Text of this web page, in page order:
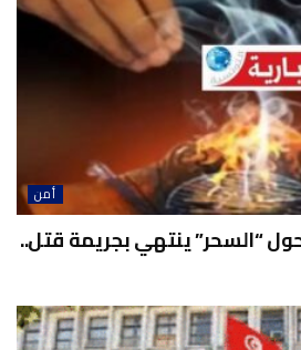
أمن
“السحر” ينتهي بجريمة قتل..